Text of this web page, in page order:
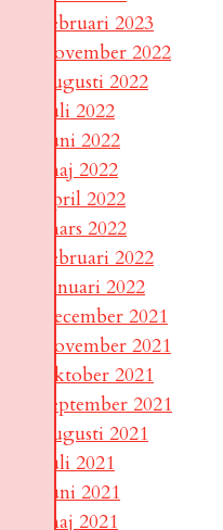
februari 2023
november 2022
augusti 2022
juli 2022
juni 2022
maj 2022
april 2022
mars 2022
februari 2022
januari 2022
december 2021
november 2021
oktober 2021
september 2021
augusti 2021
juli 2021
juni 2021
maj 2021